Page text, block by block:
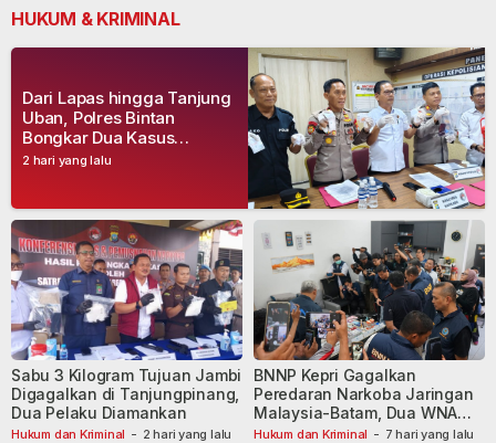
HUKUM & KRIMINAL
2 hari yang lalu
Dari Lapas hingga Tanjung
Uban, Polres Bintan
Bongkar Dua Kasus
Narkoba, Empat Tersangka
Hukum dan Kriminal - 2 hari yang lalu
Sabu 3 Kilogram Tujuan Jambi
Digagalkan di Tanjungpinang,
Dua Pelaku Diamankan
Hukum dan Kriminal - 7 hari yang lalu
BNNP Kepri Gagalkan
Peredaran Narkoba Jaringan
Malaysia-Batam, Dua WNA
Masih Diburu